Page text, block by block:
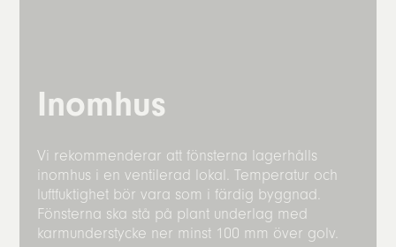
Inomhus
Vi rekommenderar att fönsterna lagerhålls
inomhus i en ventilerad lokal. Temperatur och
luftfuktighet bör vara som i färdig byggnad.
Fönsterna ska stå på plant underlag med
karmunderstycke ner minst 100 mm över golv.